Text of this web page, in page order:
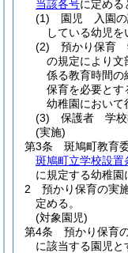
当該各号に定める
(1)
園児 入園の
している幼児を
(2)
預かり保育
の規定により文
係る教育時間の
保育を必要とす
幼稚園において
(3)
保護者 学校
(実施)
第3条
斑鳩町教育
斑鳩町立学校設置
に規定する幼稚園
2
預かり保育の実
定める。
(対象園児)
第4条
預かり保育
に該当する園児と